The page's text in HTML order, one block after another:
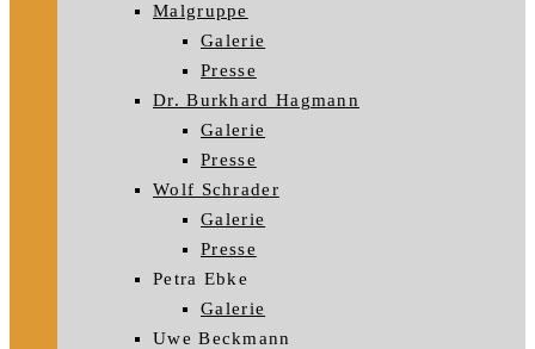
Malgruppe
Galerie
Presse
Dr. Burkhard Hagmann
Galerie
Presse
Wolf Schrader
Galerie
Presse
Petra Ebke
Galerie
Uwe Beckmann